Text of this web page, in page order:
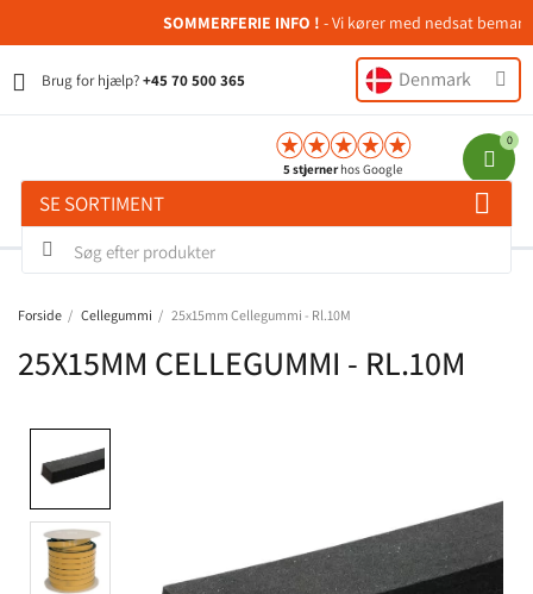
SOMMERFERIE INFO !- Vi kører med nedsat
Brug for hjælp?+45 70 500 365 Denmark
5 stjernerhos Google
SE SORTIMENT
Forside Cellegummi 25x15mm Cellegummi - Rl.10M
25X15MM CELLEGUMMI - RL.10M